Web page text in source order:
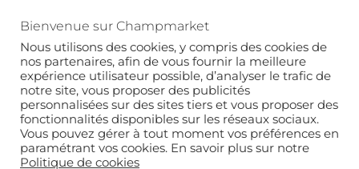
Les occasions pour déguster du champagne
Pour les particuliers
Pour les entreprises
Copyright 2022 © tous droits réservés. Champmarket.
Bienvenue sur Champmarket
Nous utilisons des cookies, y compris des cookies de
nos partenaires, afin de vous fournir la meilleure
expérience utilisateur possible, d’analyser le trafic de
notre site, vous proposer des publicités
personnalisées sur des sites tiers et vous proposer des
fonctionnalités disponibles sur les réseaux sociaux.
Vous pouvez gérer à tout moment vos préférences en
paramétrant vos cookies. En savoir plus sur notre
Politique de cookies